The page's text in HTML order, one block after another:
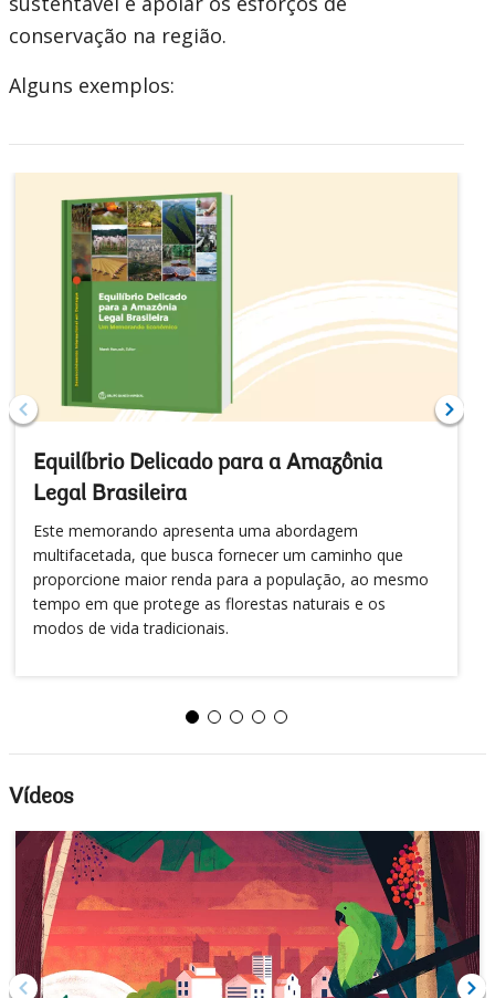
option,
leaving
conservação na região.
Alguns exemplos:
Equilíbrio Delicado para a Amazônia
Legal Brasileira
Este memorando apresenta uma abordagem
multifacetada, que busca fornecer um caminho que
proporcione maior renda para a população, ao mesmo
tempo em que protege as florestas naturais e os
modos de vida tradicionais.
Vídeos